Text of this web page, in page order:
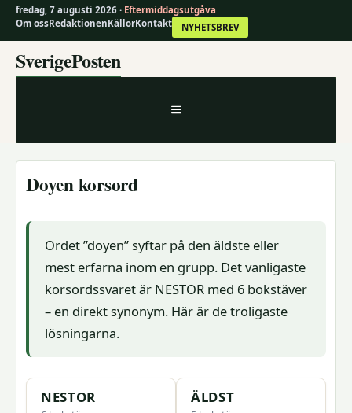
fredag, 7 augusti 2026 · Eftermiddagsutgåva
Om ossRedaktionenKällorKontakt NYHETSBREV
SverigePosten
MENY
Doyen korsord
Ordet ”doyen” syftar på den äldste eller
mest erfarna inom en grupp. Det vanligaste
korsordssvaret är NESTOR med 6 bokstäver
– en direkt synonym. Här är de troligaste
lösningarna.
NESTOR ÄLDST